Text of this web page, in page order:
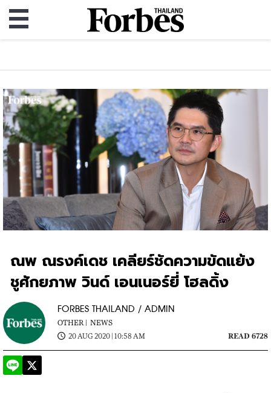
ณพ ณรงค์เดช เคลียร์ชัดความขัดแย้ง
ชูศักยภาพ วินด์ เอนเนอร์ยี่ โฮลดิ้ง
FORBES THAILAND / ADMIN
OTHER | NEWS
20 AUG 2020 | 10:58 AM
READ 6728